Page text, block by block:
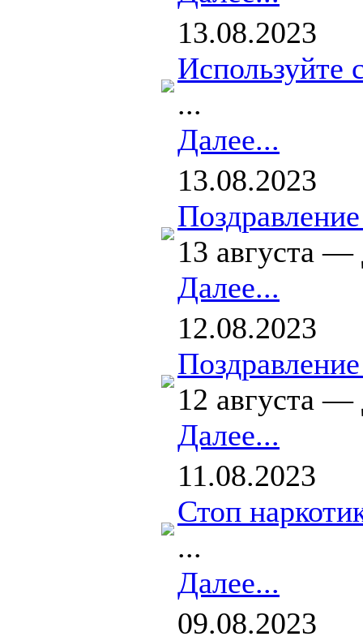
13.08.2023
Используйте
...
Далее...
13.08.2023
13 августа —
Далее...
12.08.2023
12 августа —
Далее...
11.08.2023
Стоп
...
Далее...
09.08.2023